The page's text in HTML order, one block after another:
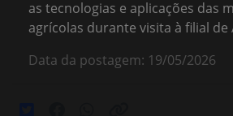
as tecnologias e aplicações das
agrícolas durante visita à filial de
Data da postagem: 19/05/2026